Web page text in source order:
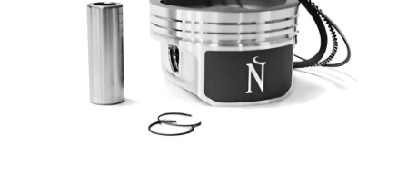
$16.900
hasta
$169.000